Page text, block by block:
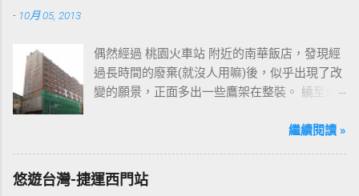
- 10月 05, 2013
偶然經過 桃園火車站 附近的南華飯店，發現經
過長時間的廢棄(就沒人用嘛)後，似乎出現了改
變的願景，正面多出一些鷹架在整裝。 繞至側
桃園的民眾又有一個聚餐旅遊的好去處囉!!但今
趴走將持續為讀者們追蹤其動態消息，請各位
開始期待開幕日的來臨吧！ 南華飯店施工中現
繼續閱讀 »
悠遊台灣-捷運西門站